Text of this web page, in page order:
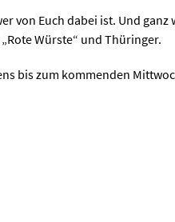
von Euch dabei ist. Und
Würste“ und Thüringer.
bis zum kommenden